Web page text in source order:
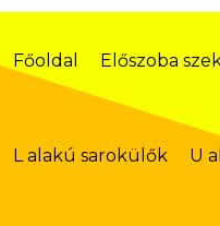
Főoldal Előszoba
L alakú sarokülők U